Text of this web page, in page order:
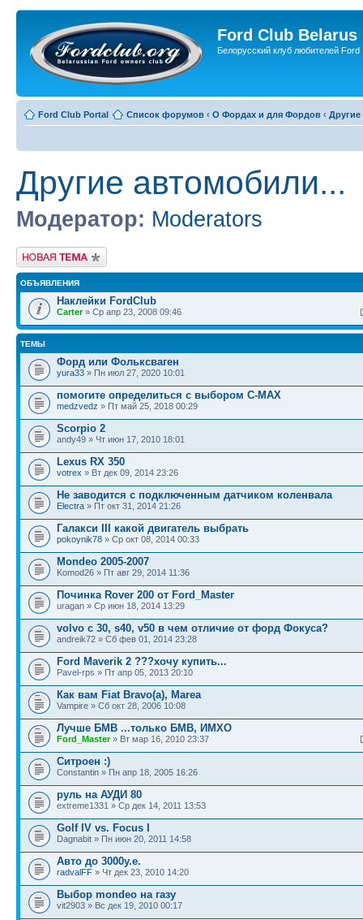
Ford Club Belarus
Белорусский клуб любителей Ford
Ford Club Portal Список форумов ‹ О Фордах и для Фордов ‹
Другие автомобили...
Модератор: Moderators
Новая тема
ОБЪЯВЛЕНИЯ
Наклейки FordClub
Carter» Ср апр 23, 2008 09:46
ТЕМЫ
Форд или Фольксваген
yura33 » Пн июл 27, 2020 10:01
помогите определиться с выбором C-MAX
medzvedz » Пт май 25, 2018 00:29
Scorpio 2
andy49 » Чт июн 17, 2010 18:01
Lexus RX 350
votrex » Вт дек 09, 2014 23:26
Не заводится с подключенным датчиком коленвала
Electra » Пт окт 31, 2014 21:26
Галакси III какой двигатель выбрать
pokoynik78 » Ср окт 08, 2014 00:33
Mondeo 2005-2007
Komod26 » Пт авг 29, 2014 11:36
Починка Rover 200 от Ford_Master
uragan » Ср июн 18, 2014 13:29
volvo c 30, s40, v50 в чем отличие от форд Фокуса?
andreik72 » Сб фев 01, 2014 23:28
Ford Maverik 2 ???хочу купить...
Pavel-rps » Пт апр 05, 2013 20:10
Как вам Fiat Bravo(a), Marea
Vampire » Сб окт 28, 2006 10:08
Лучше БМВ ...только БМВ, ИМХО
Ford_Master» Вт мар 16, 2010 23:37
Ситроен :)
Constantin » Пн апр 18, 2005 16:26
руль на АУДИ 80
extreme1331 » Ср дек 14, 2011 13:53
Golf IV vs. Focus I
Dagnabit » Пн июн 20, 2011 14:58
Авто до 3000у.е.
radvalFF » Чт дек 23, 2010 14:20
Выбор mondeo на газу
vit2903 » Вс дек 19, 2010 00:17